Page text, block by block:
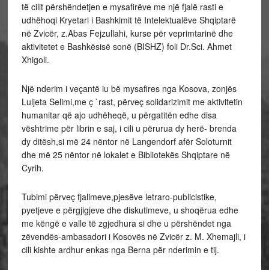
të cilit përshëndetjen e mysafirëve me një fjalë rasti e
udhëhoqi Kryetari i Bashkimit të Intelektualëve Shqiptarë
në Zvicër, z.Abas Fejzullahi, kurse për veprimtarinë dhe
aktivitetet e Bashkësisë sonë (BISHZ) foli Dr.Sci. Ahmet
Xhigoli.
Një nderim i veçantë iu bë mysafires nga Kosova, zonjës
Luljeta Selimi,me ç `rast, përveç solidarizimit me aktivitetin
humanitar që ajo udhëheqë, u përgatitën edhe disa
vështrime për librin e saj, i cili u përurua dy herë- brenda
dy ditësh,si më 24 nëntor në Langendorf afër Soloturnit
dhe më 25 nëntor në lokalet e Bibliotekës Shqiptare në
Cyrih.
Tubimi përveç fjalimeve,pjesëve letraro-publicistike,
pyetjeve e përgjigjeve dhe diskutimeve, u shoqërua edhe
me këngë e valle të zgjedhura si dhe u përshëndet nga
zëvendës-ambasadori i Kosovës në Zvicër z. M. Xhemajli, i
cili kishte ardhur enkas nga Berna për nderimin e tij.